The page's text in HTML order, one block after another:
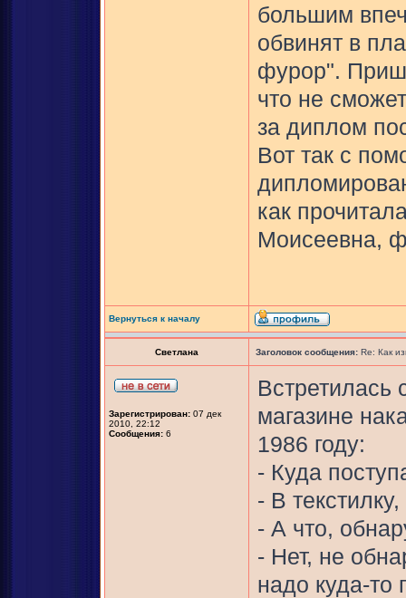
большим
обвинят в
фурор".
что не
за диплом
Вот так с
как
Моисеевна,
Вернуться к началу
Светлана Заголовок сообщения: Re: Как
Зарегистрирован: 07 дек
2010, 22:12
Сообщения: 6
магазине
1986 году:
- Куда
- В
- А что,
- Нет, не
надо куда-то